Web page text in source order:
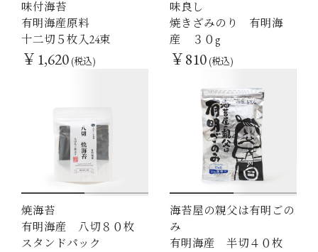
1
味付海苔
有明海産原料
十二切５枚入24束
￥1,620(税込)
1
味良し
焼きざみのり 有明海
産 ３０g
￥810(税込)
1
焼海苔
有明海産 八切８０枚
スタンドパック
1 2
海苔屋の親父は有明ごの
み
有明海産 半切４０枚